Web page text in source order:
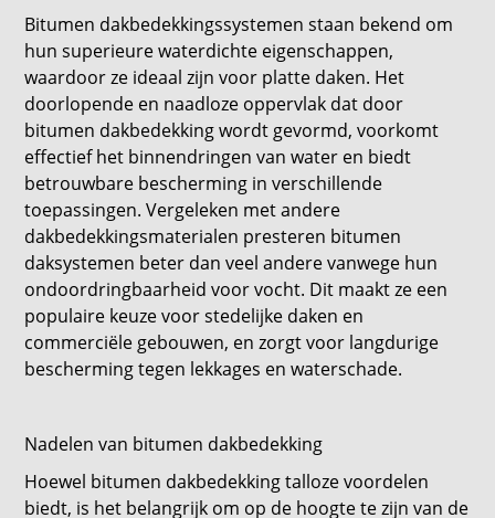
Bitumen dakbedekkingssystemen staan ​​bekend om
hun superieure waterdichte eigenschappen,
waardoor ze ideaal zijn voor platte daken. Het
doorlopende en naadloze oppervlak dat door
bitumen dakbedekking wordt gevormd, voorkomt
effectief het binnendringen van water en biedt
betrouwbare bescherming in verschillende
toepassingen. Vergeleken met andere
dakbedekkingsmaterialen presteren bitumen
daksystemen beter dan veel andere vanwege hun
ondoordringbaarheid voor vocht. Dit maakt ze een
populaire keuze voor stedelijke daken en
commerciële gebouwen, en zorgt voor langdurige
bescherming tegen lekkages en waterschade.
Nadelen van bitumen dakbedekking
Hoewel bitumen dakbedekking talloze voordelen
biedt, is het belangrijk om op de hoogte te zijn van de